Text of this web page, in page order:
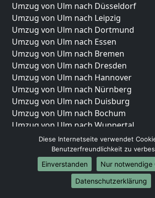
Umzug von Ulm nach Düsseldorf
Umzug von Ulm nach Leipzig
Umzug von Ulm nach Dortmund
Umzug von Ulm nach Essen
Umzug von Ulm nach Bremen
Umzug von Ulm nach Dresden
Umzug von Ulm nach Hannover
Umzug von Ulm nach Nürnberg
Umzug von Ulm nach Duisburg
Umzug von Ulm nach Bochum
Umzug von Ulm nach Wuppertal
Umzug von Ulm nach Bielefeld
Umzug von Ulm nach Bonn
Umzug von Ulm nach Münster
Internationale-Umzüge
Diese Internetseite verwendet
Benutzerfreundlichkeit zu
Einverstanden
Nur notwendige
Datenschutzerklärung